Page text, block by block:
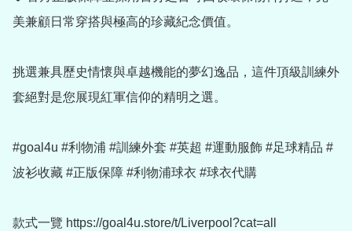
美兼顧日常穿搭與極高的珍藏紀念價值。
挑選兼具歷史情懷與卓越機能的夢幻逸品，這件頂級訓練外
套絕對是您展現紅軍信仰的精明之選。
#goal4u #利物浦 #訓練外套 #英超 #運動服飾 #足球精品 #
波衫收藏 #正版保障 #利物浦球衣 #球衣代購
款式一覽 https://goal4u.store/t/Liverpool?cat=all